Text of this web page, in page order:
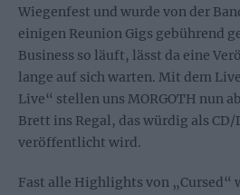
Wiegenfest und wurde von der
einigen Reunion Gigs gebührend
Business so läuft, lässt da eine
lange auf sich warten. Mit dem
Live“ stellen uns MORGOTH nun
Brett ins Regal, das würdig als CD/
veröffentlicht wird.
Fast alle Highlights von „Cursed“